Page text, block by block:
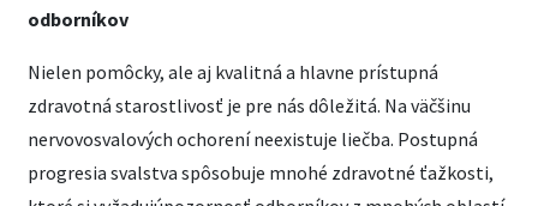
odborníkov
Nielen pomôcky, ale aj kvalitná a hlavne prístupná
zdravotná starostlivosť je pre nás dôležitá. Na väčšinu
nervovosvalových ochorení neexistuje liečba. Postupná
progresia svalstva spôsobuje mnohé zdravotné ťažkosti,